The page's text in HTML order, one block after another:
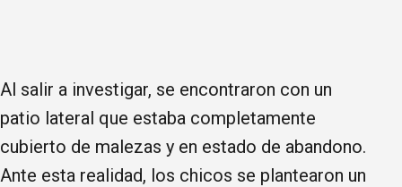
Al salir a investigar, se encontraron con un
patio lateral que estaba completamente
cubierto de malezas y en estado de abandono. ​
Ante esta realidad, los chicos se plantearon un